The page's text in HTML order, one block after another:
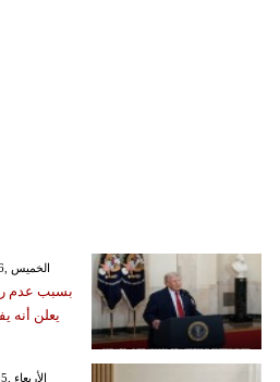
GMT 13:18 1970 الخميس ,06 آب / أغسطس
بسبب عدم
يعلن أنه
GMT 12:15 2026 الأربعاء ,05 آب / أغسطس